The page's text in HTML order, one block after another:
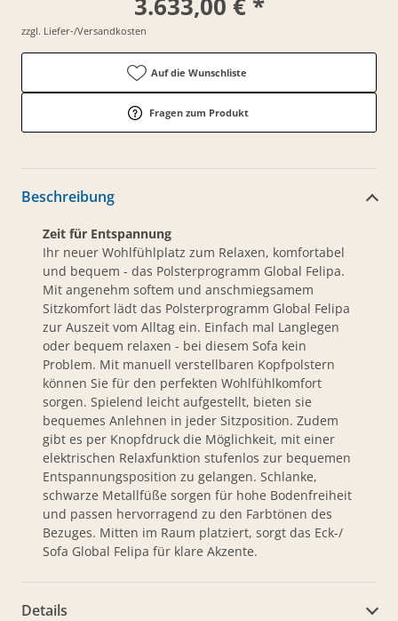
zzgl. Liefer-/Versandkosten
Auf die Wunschliste
Fragen zum Produkt
Beschreibung
Zeit für Entspannung
Ihr neuer Wohlfühlplatz zum Relaxen, komfortabel
und bequem - das Polsterprogramm Global Felipa.
Mit angenehm softem und anschmiegsamem
Sitzkomfort lädt das Polsterprogramm Global Felipa
zur Auszeit vom Alltag ein. Einfach mal Langlegen
oder bequem relaxen - bei diesem Sofa kein
Problem. Mit manuell verstellbaren Kopfpolstern
können Sie für den perfekten Wohlfühlkomfort
sorgen. Spielend leicht aufgestellt, bieten sie
bequemes Anlehnen in jeder Sitzposition. Zudem
gibt es per Knopfdruck die Möglichkeit, mit einer
elektrischen Relaxfunktion stufenlos zur bequemen
Entspannungsposition zu gelangen. Schlanke,
schwarze Metallfüße sorgen für hohe Bodenfreiheit
und passen hervorragend zu den Farbtönen des
Bezuges. Mitten im Raum platziert, sorgt das Eck-/
Sofa Global Felipa für klare Akzente.
Details